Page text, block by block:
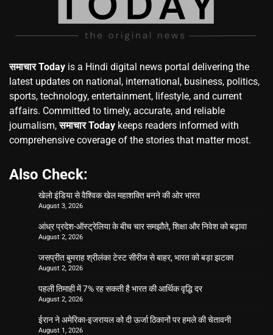
समाचार Today is a Hindi digital news portal delivering the
latest updates on national, international, business, politics,
sports, technology, entertainment, lifestyle, and current
affairs. Committed to timely, accurate, and reliable
journalism,समाचार Today keeps readers informed with
comprehensive coverage of the stories that matter most.
Also Check:
खेलो इंडिया से वैश्विक खेल महाशक्ति बनने की ओर भारत
August 3, 2026
आंध्र प्रदेश-ऑस्ट्रेलिया के बीच चार समझौते, शिक्षा और निवेश को बढ़ावा
August 2, 2026
जसप्रीत बुमराह श्रीलंका टेस्ट सीरीज से बाहर, भारत को बड़ा झटका
August 2, 2026
पहली तिमाही में 7% रह सकती है भारत की आर्थिक वृद्धि दर
August 2, 2026
ईरान ने अमेरिका-इजरायल को दी ऊर्जा ठिकानों पर हमले की चेतावनी
August 1, 2026